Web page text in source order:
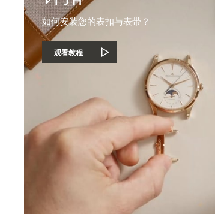
如何安装您的表扣与表带？
观看教程